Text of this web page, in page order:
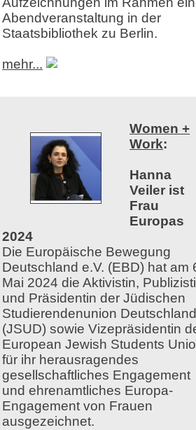
Abendveranstaltung in der
Staatsbibliothek zu Berlin.
mehr...
Women +
Work:
Hanna
Veiler ist
Frau
Europas
2024
Die Europäische Bewegung
Deutschland e.V. (EBD) hat am
Mai 2024 die Aktivistin,
und Präsidentin der Jüdischen
Studierendenunion
(JSUD) sowie Vizepräsidentin
European Jewish Students
für ihr herausragendes
gesellschaftliches Engagement
und ehrenamtliches Europa-
Engagement von Frauen
ausgezeichnet.